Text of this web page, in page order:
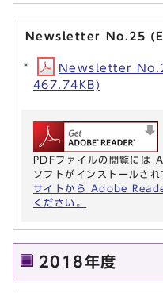
Newsletter No.25
Newsletter
467.74KB)
PDFファイルの閲覧には
ソフトがインストールされ
サイトから Adobe
ください。
2018年度